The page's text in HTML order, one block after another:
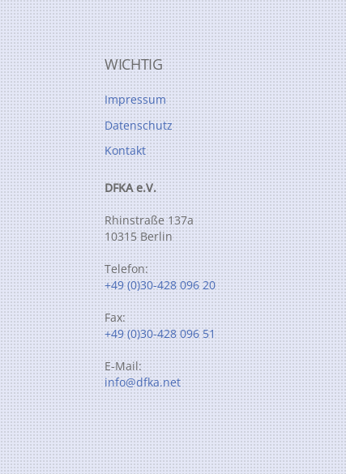
WICHTIG
Impressum
Datenschutz
Kontakt
DFKA e.V.
Rhinstraße 137a
10315 Berlin
Telefon:
+49 (0)30-428 096 20
Fax:
+49 (0)30-428 096 51
E-Mail:
info@dfka.net